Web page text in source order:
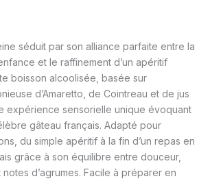
séduit par son alliance parfaite entre la
et le raffinement d’un apéritif
boisson alcoolisée, basée sur
d’Amaretto, de Cointreau et de jus
expérience sensorielle unique évoquant
gâteau français. Adapté pour
du simple apéritif à la fin d’un repas en
grâce à son équilibre entre douceur,
d’agrumes. Facile à préparer en